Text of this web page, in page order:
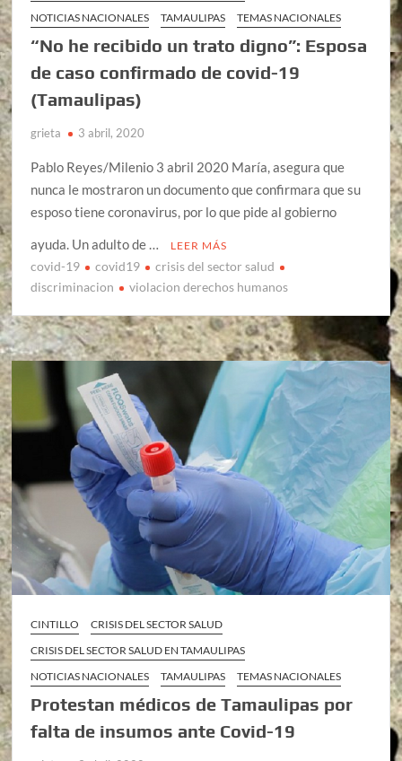
NOTICIAS NACIONALES
TAMAULIPAS TEMAS NACIONALES
“No he recibido un trato digno”: Esposa
de caso confirmado de covid-19
(Tamaulipas)
grieta 3 abril, 2020
Pablo Reyes/Milenio 3 abril 2020 María, asegura que
nunca le mostraron un documento que confirmara que su
esposo tiene coronavirus, por lo que pide al gobierno
ayuda. Un adulto de …
LEER MÁS
covid-19 covid19
crisis del sector salud
discriminacion
violacion derechos humanos
CINTILLO
CRISIS DEL SECTOR SALUD
CRISIS DEL SECTOR SALUD EN TAMAULIPAS
NOTICIAS NACIONALES
TAMAULIPAS TEMAS NACIONALES
Protestan médicos de Tamaulipas por
falta de insumos ante Covid-19